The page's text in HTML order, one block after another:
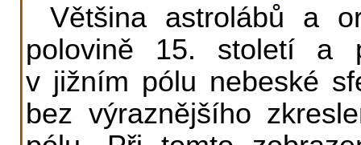
Většina astrolábů a
polovině 15. století a
v jižním pólu nebeské
bez výraznějšího